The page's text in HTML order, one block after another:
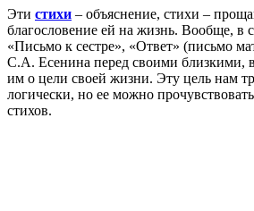
Эти стихи – объяснение, стихи –
благословение ей на жизнь. Вообще, в
«Письмо к сестре», «Ответ» (письмо
С.А. Есенина перед своими близкими,
им о цели своей жизни. Эту цель нам
логически, но ее можно
стихов.